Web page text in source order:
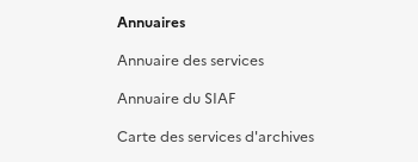
Annuaires
Annuaire des services
Annuaire du SIAF
Carte des services d'archives